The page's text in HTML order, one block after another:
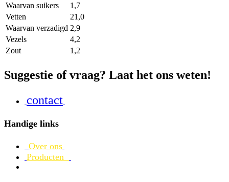
Waarvan suikers
1,7
Vetten
21,0
Waarvan verzadigd 2,9
Vezels
4,2
Zout
1,2
Suggestie of vraag? Laat het ons weten!
contact
Handige links
Over ons
Producten